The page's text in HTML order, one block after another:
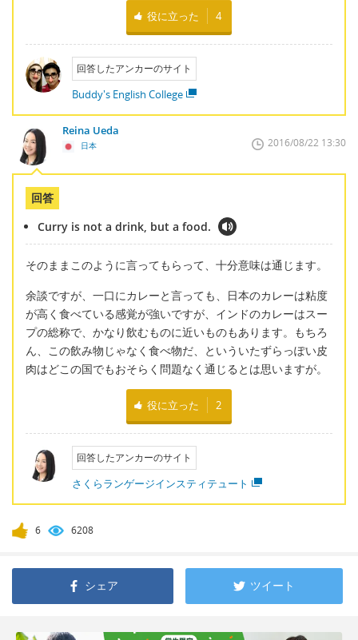
役に立った 4
回答したアンカーのサイト
Buddy's English College
Reina Ueda
日本 2016/08/22 13:30
回答
Curry is not a drink, but a food.
そのままこのように言ってもらって、十分意味は通じます。
余談ですが、一口にカレーと言っても、日本のカレーは粘度
が高く食べている感覚が強いですが、インドのカレーはスー
プの総称で、かなり飲むものに近いものもあります。もちろ
ん、この飲み物じゃなく食べ物だ、といういたずらっぽい皮
肉はどこの国でもおそらく問題なく通じるとは思いますが。
役に立った 2
回答したアンカーのサイト
さくらランゲージインスティテュート
6 6208
シェア ツイート